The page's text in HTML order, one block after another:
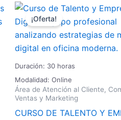
Duración: 30 horas
Modalidad: Online
¡Oferta!
Área de Atención al Cliente,
Ventas y Marketing
CURSO DE TALENTO Y
El
precio
original
era:
El
precio
actual
es:
85,00 €.